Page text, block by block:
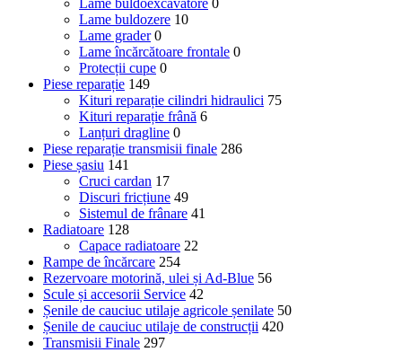
Lame buldoexcavatore 0
Lame buldozere 10
Lame grader 0
Lame încărcătoare frontale 0
Protecții cupe 0
Piese reparație 149
Kituri reparație cilindri hidraulici 75
Kituri reparație frână 6
Lanțuri dragline 0
Piese reparație transmisii finale 286
Piese șasiu 141
Cruci cardan 17
Discuri fricțiune 49
Sistemul de frânare 41
Radiatoare 128
Capace radiatoare 22
Rampe de încărcare 254
Rezervoare motorină, ulei și Ad-Blue 56
Scule și accesorii Service 42
Șenile de cauciuc utilaje agricole șenilate 50
Șenile de cauciuc utilaje de construcții 420
Transmisii Finale 297